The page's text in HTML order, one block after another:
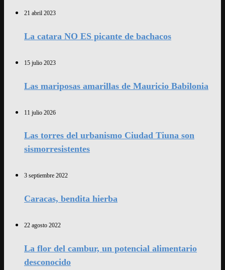
21 abril 2023
La catara NO ES picante de bachacos
15 julio 2023
Las mariposas amarillas de Mauricio Babilonia
11 julio 2026
Las torres del urbanismo Ciudad Tiuna son
sismorresistentes
3 septiembre 2022
Caracas, bendita hierba
22 agosto 2022
La flor del cambur, un potencial alimentario
desconocido